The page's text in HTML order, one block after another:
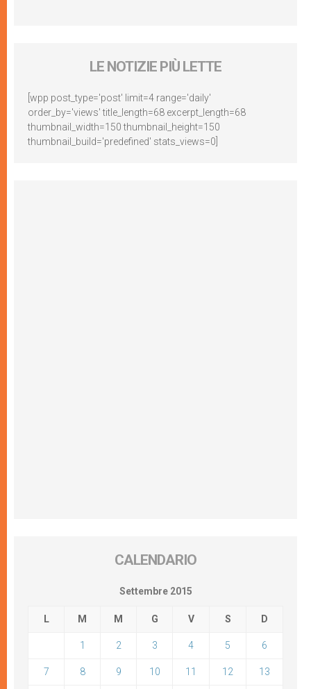
LE NOTIZIE PIÙ LETTE
[wpp post_type='post' limit=4 range='daily'
order_by='views' title_length=68 excerpt_length=68
thumbnail_width=150 thumbnail_height=150
thumbnail_build='predefined' stats_views=0]
CALENDARIO
Settembre 2015
L M M G V S D
1 2 3 4 5 6
7 8 9 10 11 12 13